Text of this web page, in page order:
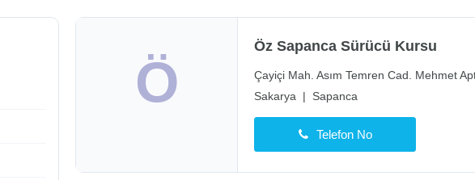
Ö
Öz Sapanca Sürücü Kursu
Çayiçi Mah. Asım Temren Cad. Mehmet
Sakarya | Sapanca
Telefon No